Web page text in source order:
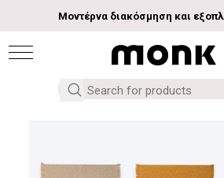
Μοντέρνα διακόσμηση και